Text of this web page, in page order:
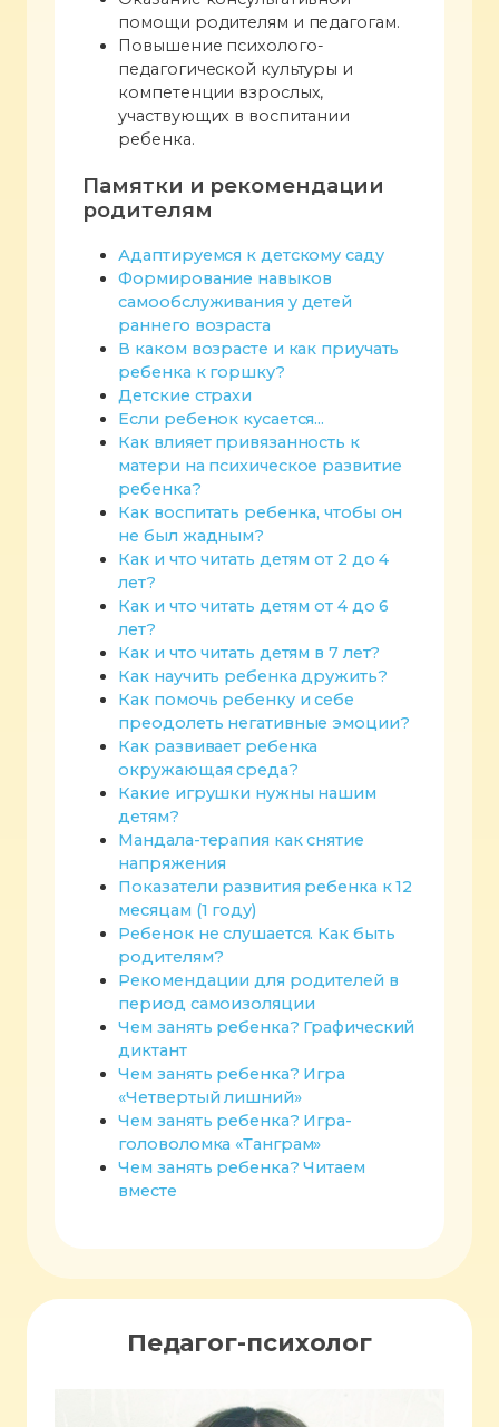
помощи родителям и педагогам.
Повышение психолого-
педагогической культуры и
компетенции взрослых,
участвующих в воспитании
ребенка.
Памятки и рекомендации
родителям
Адаптируемся к детскому саду
Формирование навыков
самообслуживания у детей
раннего возраста
В каком возрасте и как приучать
ребенка к горшку?
Детские страхи
Если ребенок кусается...
Как влияет привязанность к
матери на психическое развитие
ребенка?
Как воспитать ребенка, чтобы он
не был жадным?
Как и что читать детям от 2 до 4
лет?
Как и что читать детям от 4 до 6
лет?
Как и что читать детям в 7 лет?
Как научить ребенка дружить?
Как помочь ребенку и себе
преодолеть негативные эмоции?
Как развивает ребенка
окружающая среда?
Какие игрушки нужны нашим
детям?
Мандала-терапия как снятие
напряжения
Показатели развития ребенка к 12
месяцам (1 году)
Ребенок не слушается. Как быть
родителям?
Рекомендации для родителей в
период самоизоляции
Чем занять ребенка? Графический
диктант
Чем занять ребенка? Игра
«Четвертый лишний»
Чем занять ребенка? Игра-
головоломка «Танграм»
Чем занять ребенка? Читаем
вместе
Педагог-психолог